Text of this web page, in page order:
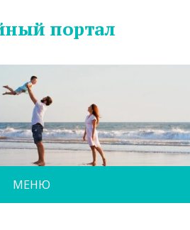
портал
МЕНЮ